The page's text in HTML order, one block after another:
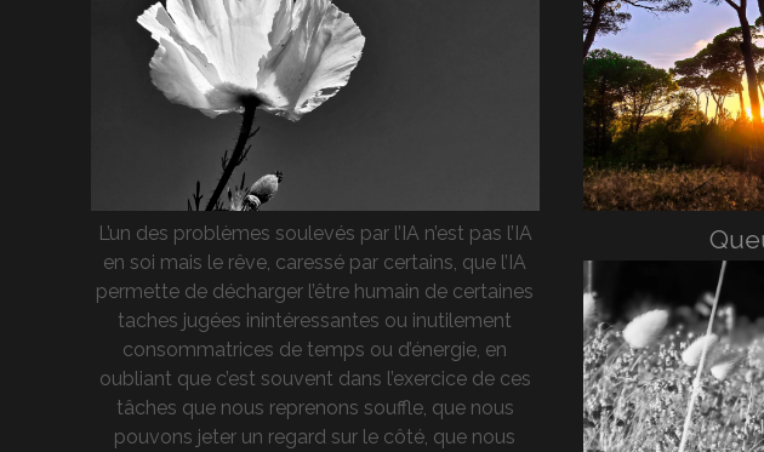
L’un des problèmes soulevés par l’IA n’est pas l’IA
en soi mais le rêve, caressé par certains, que l’IA
permette de décharger l’être humain de certaines
taches jugées inintéressantes ou inutilement
consommatrices de temps ou d’énergie, en
oubliant que c’est souvent dans l’exercice de ces
tâches que nous reprenons souffle, que nous
pouvons jeter un regard sur le côté, que nous